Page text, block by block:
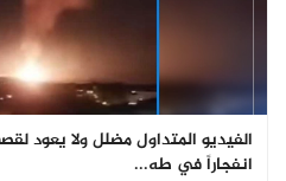
الفيديو المتداول مضلل ولا يعود
انفجاراً في طه...